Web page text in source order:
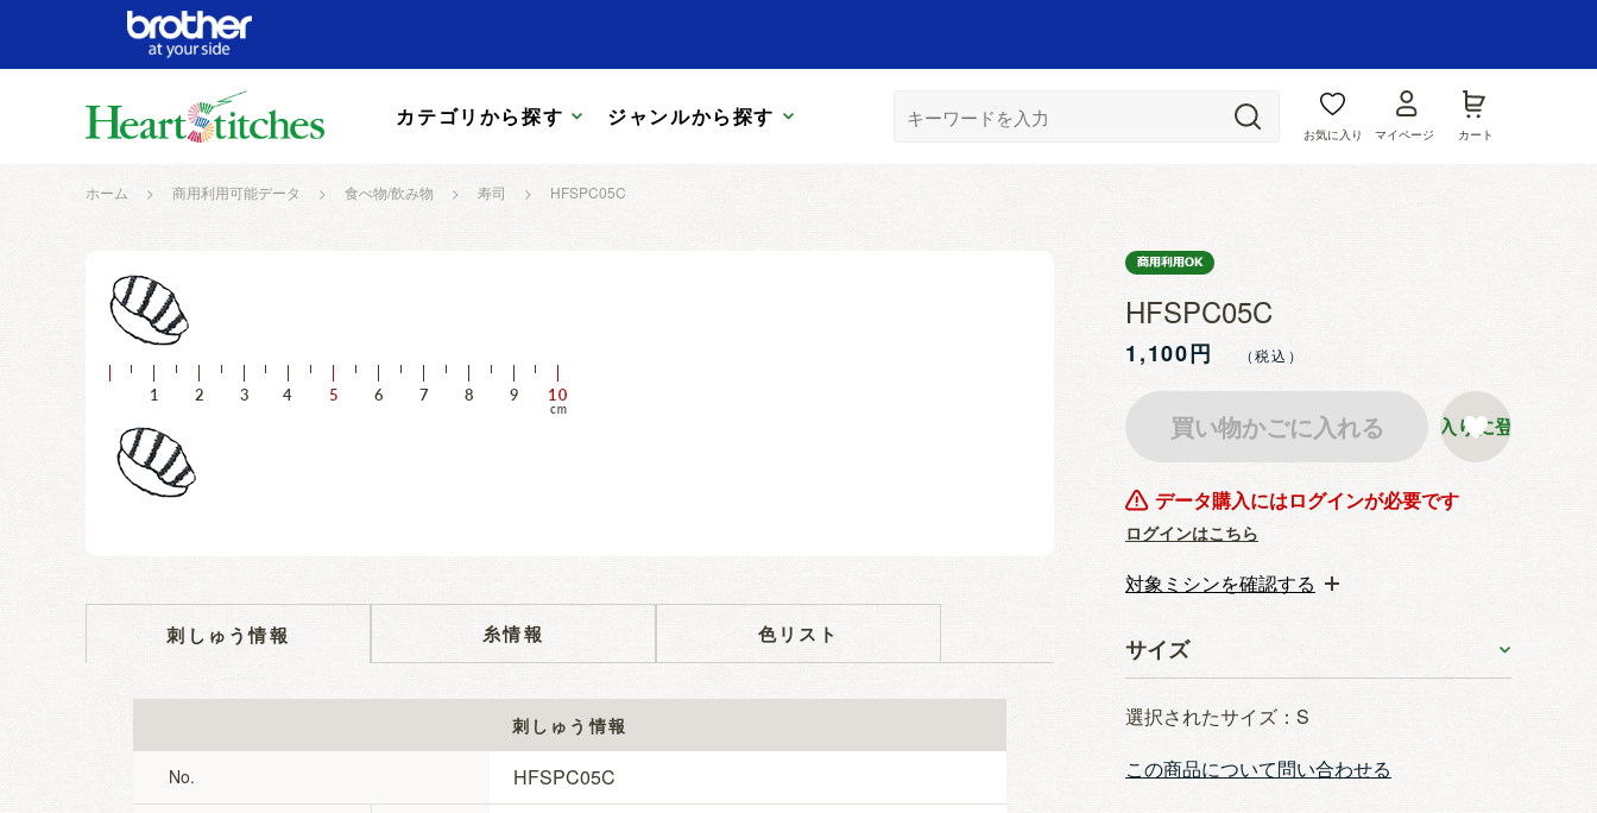
カテゴリから探す ジャンルから探す
お気に入り マイページ カート
ホーム > 商用利用可能データ > 食べ物/飲み物 > 寿司 > HFSPC05C
刺しゅう情報 糸情報 色リスト
刺しゅう情報
No. HFSPC05C
HFSPC05C
1,100円
データ購入にはログインが必要です
買い物かごに入れる
ログインはこちら
お気に入りに登録する
対象ミシンを確認する
サイズ
選択されたサイズ：S
この商品について問い合わせる